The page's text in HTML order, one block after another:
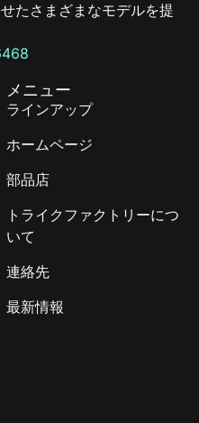
メニュー
ラインアップ
ホームページ
部品店
トライクファクトリーにつ
いて
連絡先
最新情報
たさまざまなモデルを提